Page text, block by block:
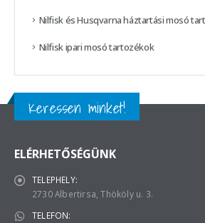
Nilfisk és Husqvarna háztartási mosó
Nilfisk ipari mosó tartozékok
Keressen minket!
ELÉRHETŐSÉGÜNK
TELEPHELY:
2730 Albertirsa, Thököly u. 3.
TELEFON: